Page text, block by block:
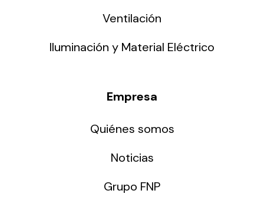
Ventilación
Iluminación y Material Eléctrico
Empresa
Quiénes somos
Noticias
Grupo FNP